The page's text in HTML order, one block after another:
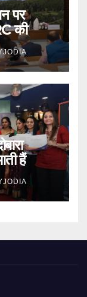
पर
की
हैं